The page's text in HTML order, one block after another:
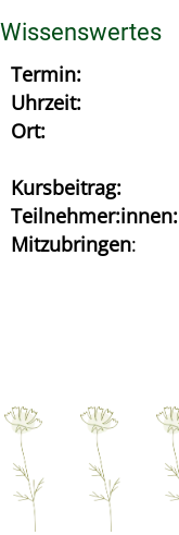
Wissenswertes
Termin:
Uhrzeit:
Ort:
Kursbeitrag:
Teilnehmer:innen:
Mitzubringen: